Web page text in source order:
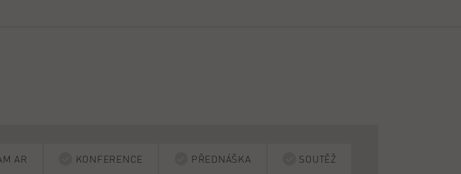
AR KONFERENCE PŘEDNÁŠKA SOUTĚŽ